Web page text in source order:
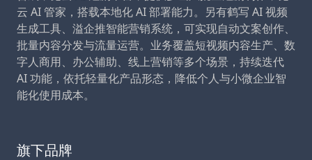
云 AI 管家，搭载本地化 AI 部署能力。另有鹤写 AI 视频
生成工具、溢企推智能营销系统，可实现自动文案创作、
批量内容分发与流量运营。业务覆盖短视频内容生产、数
字人商用、办公辅助、线上营销等多个场景，持续迭代
AI 功能，依托轻量化产品形态，降低个人与小微企业智
能化使用成本。
旗下品牌